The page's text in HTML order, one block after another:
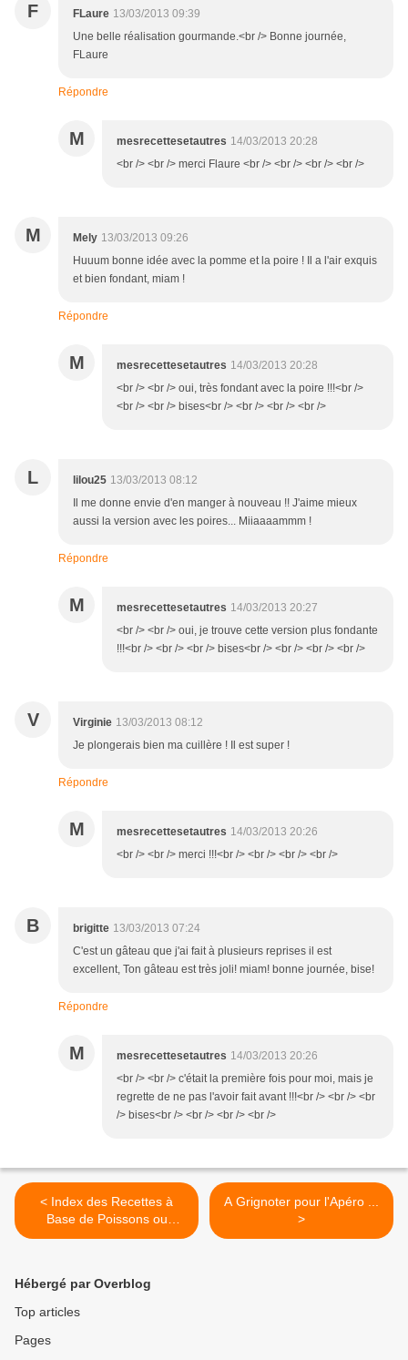
F FLaure 13/03/2013 09:39
Une belle réalisation gourmande.<br /> Bonne journée,
FLaure
Répondre
M mesrecettesetautres 14/03/2013 20:28
<br /> <br /> merci Flaure <br /> <br /> <br /> <br />
M Mely 13/03/2013 09:26
Huuum bonne idée avec la pomme et la poire ! Il a l'air exquis
et bien fondant, miam !
Répondre
M mesrecettesetautres 14/03/2013 20:28
<br /> <br /> oui, très fondant avec la poire !!!<br />
<br /> <br /> bises<br /> <br /> <br /> <br />
L lilou25 13/03/2013 08:12
Il me donne envie d'en manger à nouveau !! J'aime mieux
aussi la version avec les poires... Miiaaaammm !
Répondre
M mesrecettesetautres 14/03/2013 20:27
<br /> <br /> oui, je trouve cette version plus fondante
!!!<br /> <br /> <br /> bises<br /> <br /> <br /> <br />
V Virginie 13/03/2013 08:12
Je plongerais bien ma cuillère ! Il est super !
Répondre
M mesrecettesetautres 14/03/2013 20:26
<br /> <br /> merci !!!<br /> <br /> <br /> <br />
B brigitte 13/03/2013 07:24
C'est un gâteau que j'ai fait à plusieurs reprises il est
excellent, Ton gâteau est très joli! miam! bonne journée, bise!
Répondre
M mesrecettesetautres 14/03/2013 20:26
<br /> <br /> c'était la première fois pour moi, mais je
regrette de ne pas l'avoir fait avant !!!<br /> <br /> <br
/> bises<br /> <br /> <br /> <br />
< Index des Recettes à
Base de Poissons ou
Crustacés
A Grignoter pour l'Apéro ...
>
Hébergé par Overblog
Top articles
Pages